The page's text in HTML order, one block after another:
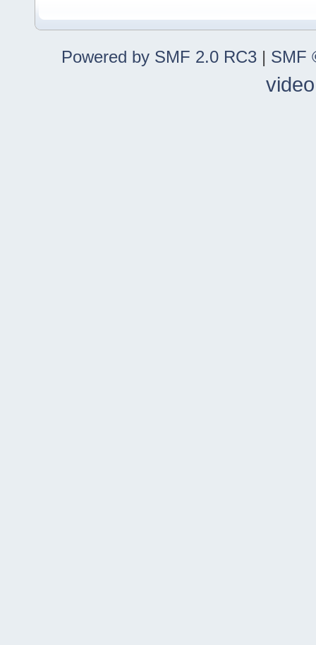
Powered by SMF 2.0 RC3 | SMF